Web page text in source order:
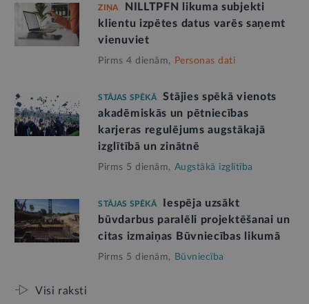
ZIŅA
NILLTPFN likuma subjekti
klientu izpētes datus varēs saņemt
vienuviet
Pirms 4 dienām, Personas dati
STĀJAS SPĒKĀ
Stājies spēkā vienots
akadēmiskās un pētniecības
karjeras regulējums augstākajā
izglītībā un zinātnē
Pirms 5 dienām, Augstākā izglītība
STĀJAS SPĒKĀ
Iespēja uzsākt
būvdarbus paralēli projektēšanai un
citas izmaiņas Būvniecības likumā
Pirms 5 dienām, Būvniecība
Visi raksti